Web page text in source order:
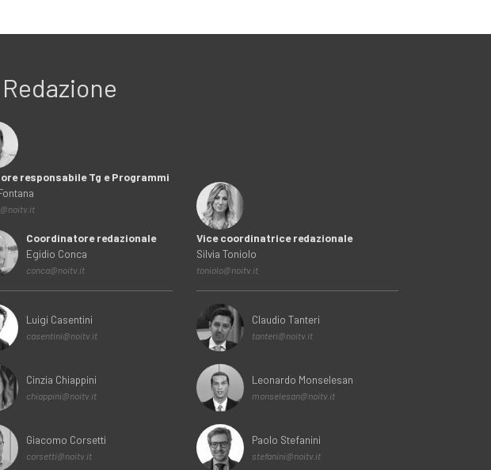
responsabile Tg e Programmi
Coordinatore redazionale
Egidio Conca
conca@noitv.it
Luigi Casentini
casentini@noitv.it
Cinzia Chiappini
chiappini@noitv.it
Giacomo Corsetti
corsetti@noitv.it
Vice coordinatrice redazionale
Silvia Toniolo
toniolo@noitv.it
Claudio Tanteri
tanteri@noitv.it
Leonardo Monselesan
monselesan@noitv.it
Paolo Stefanini
stefanini@noitv.it